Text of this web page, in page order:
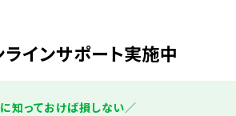
インサポート実施中
知っておけば損しない／